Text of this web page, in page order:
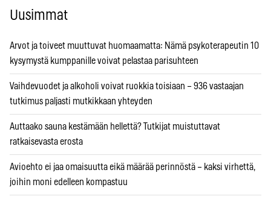
Uusimmat
Arvot ja toiveet muuttuvat huomaamatta: Nämä psykoterapeutin 10
kysymystä kumppanille voivat pelastaa parisuhteen
Vaihdevuodet ja alkoholi voivat ruokkia toisiaan – 936 vastaajan
tutkimus paljasti mutkikkaan yhteyden
Auttaako sauna kestämään hellettä? Tutkijat muistuttavat
ratkaisevasta erosta
Avioehto ei jaa omaisuutta eikä määrää perinnöstä – kaksi virhettä,
joihin moni edelleen kompastuu